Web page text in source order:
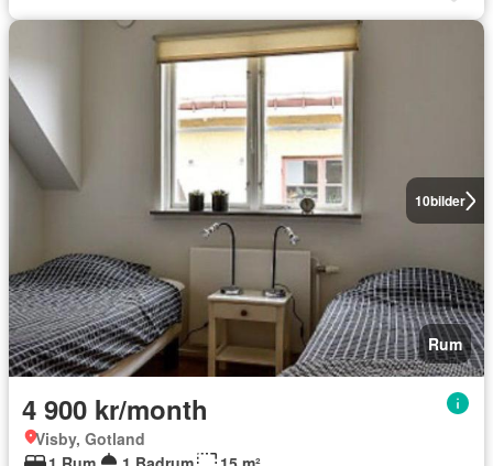
10bilder
Rum
4 900 kr/month
Visby, Gotland